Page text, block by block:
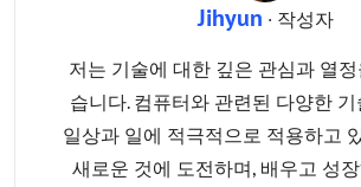
Jihyun · 작성자
저는 기술에 대한 깊은 관심과 열
습니다. 컴퓨터와 관련된 다양한
일상과 일에 적극적으로 적용하고
새로운 것에 도전하며, 배우고 성